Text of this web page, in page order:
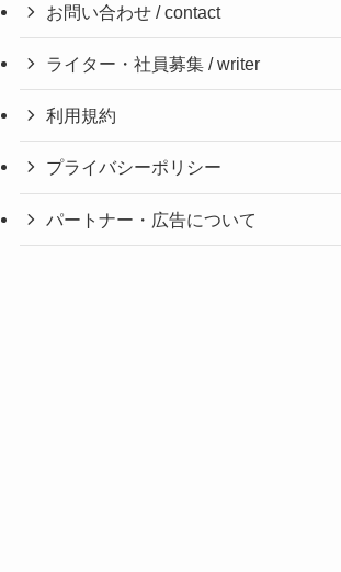
お問い合わせ / contact
ライター・社員募集 / writer
利用規約
プライバシーポリシー
パートナー・広告について